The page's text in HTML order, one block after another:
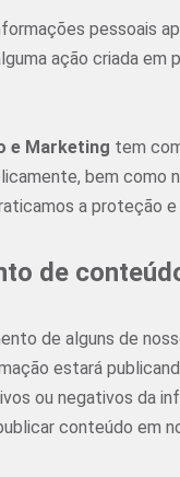
pessoais
ação criada
e Marketing tem
bem como
a proteção
de
de alguns de
estará
ou negativos da
conteúdo em